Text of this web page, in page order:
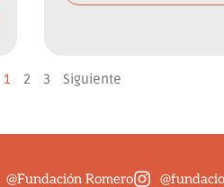
1 2 3 Siguiente
@Fundación Romero